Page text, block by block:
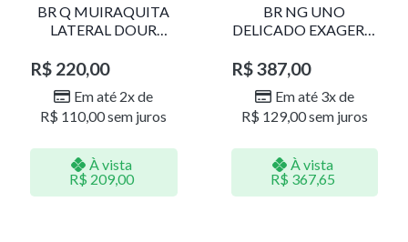
BR Q MUIRAQUITA
LATERAL DOUR
R$ 220,00
Em até 2x de
R$ 110,00sem juros
À vista
R$ 209,00
BR NG UNO
DELICADO EXAGERO
R$387,00
Em até 3x de
R$ 129,00sem juros
À vista
R$ 367,65